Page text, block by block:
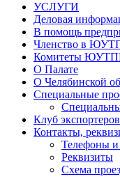
УСЛУГИ
Деловая
В помощь
Членство в
Комитеты
О Палате
О Челябинской
Специальные
Клуб экспортеров
Контакты,
Телефоны и
Реквизиты
Схема